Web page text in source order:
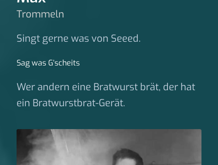
Trommeln
Singt gerne was von Seeed.
Sag was G‘scheits
Wer andern eine Bratwurst brät, der hat
ein Bratwurstbrat-Gerät.